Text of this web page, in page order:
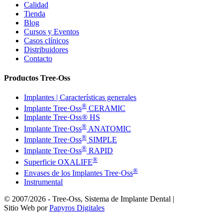
Calidad
Tienda
Blog
Cursos y Eventos
Casos clínicos
Distribuidores
Contacto
Productos Tree-Oss
Implantes | Características generales
Implante Tree·Oss® CERAMIC
Implante Tree·Oss® HS
Implante Tree·Oss® ANATOMIC
Implante Tree·Oss® SIMPLE
Implante Tree·Oss® RAPID
Superficie OXALIFE®
Envases de los Implantes Tree·Oss®
Instrumental
© 2007/2026 - Tree-Oss, Sistema de Implante Dental |
Sitio Web porPapyros Digitales